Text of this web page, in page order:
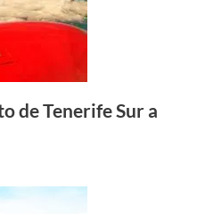
de Tenerife Sur a